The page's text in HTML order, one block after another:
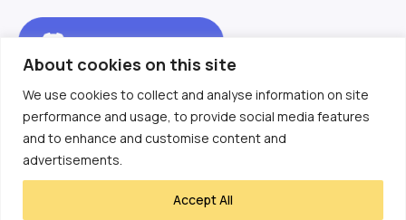
About cookies on this site
We use cookies to collect and analyse information on site
performance and usage, to provide social media features
and to enhance and customise content and
advertisements.
Accept All
Copyright ©  2018- 2025Etailerhub Technology Limited.